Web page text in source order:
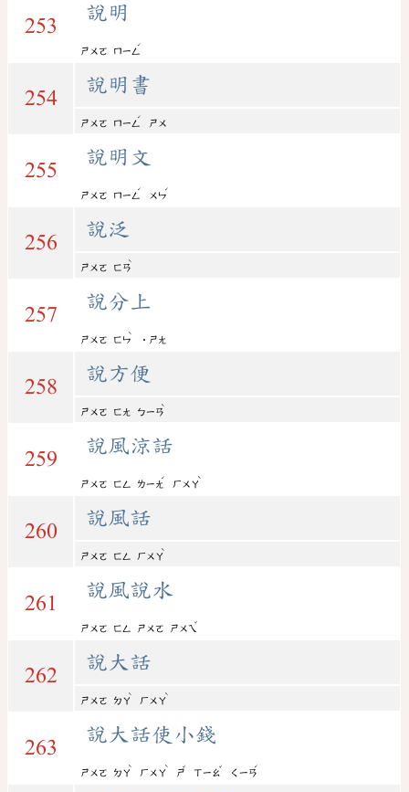
253
說明
ㄕㄨㄛ ㄇㄧㄥ
ˊ
254
說明書
ㄕㄨㄛ ㄇㄧㄥ
ˊ
ㄕㄨ
255
說明文
ㄕㄨㄛ ㄇㄧㄥ
ˊ
ㄨㄣ
ˊ
256
說泛
ㄕㄨㄛ ㄈㄢ
ˋ
257
說分上
ㄕㄨㄛ ㄈㄣ
ˋ
˙ㄕㄤ
258
說方便
ㄕㄨㄛ ㄈㄤ ㄅㄧㄢ
ˋ
259
說風涼話
ㄕㄨㄛ ㄈㄥ ㄌㄧㄤ
ˊ
ㄏㄨㄚ
ˋ
260
說風話
ㄕㄨㄛ ㄈㄥ ㄏㄨㄚ
ˋ
261
說風說水
ㄕㄨㄛ ㄈㄥ ㄕㄨㄛ ㄕㄨㄟ
ˇ
262
說大話
ㄕㄨㄛ ㄉㄚ
ˋ
ㄏㄨㄚ
ˋ
263
說大話使小錢
ㄕㄨㄛ ㄉㄚ
ˋ
ㄏㄨㄚ
ˋ
ㄕ
ˇ
ㄒㄧㄠ
ˇ
ㄑㄧㄢ
ˊ